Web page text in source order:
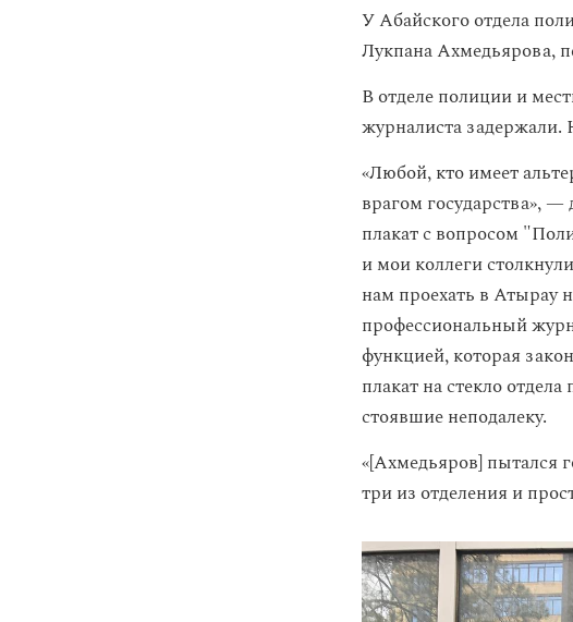
У Абайского отдела
Лукпана Ахмедьярова,
В отделе полиции и
журналиста
«Любой, кто имеет
врагом государства»,
плакат с вопросом
и мои коллеги
нам проехать в Атырау
профессиональный
функцией, которая
плакат на стекло
стоявшие неподалеку.
«[Ахмедьяров] пытался
три из отделения и